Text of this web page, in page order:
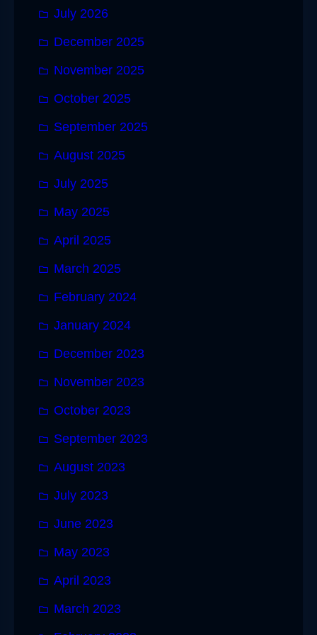
July 2026
December 2025
November 2025
October 2025
September 2025
August 2025
July 2025
May 2025
April 2025
March 2025
February 2024
January 2024
December 2023
November 2023
October 2023
September 2023
August 2023
July 2023
June 2023
May 2023
April 2023
March 2023